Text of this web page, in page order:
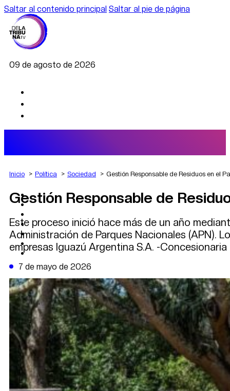
Saltar al contenido principal Saltar al pie de página
09 de agosto de 2026
AGRO
DEPORTES
POLÍTICA
CAMBIO CLIMÁTICO
DATA FIRME
DE LA TRIBUNA TV
Inicio Política Sociedad Gestión Responsable de Residuos en el
Gestión Responsable de
Este proceso inició hace más de un año
Administración de Parques Nacionales (APN).
empresas Iguazú Argentina S.A. -Concesionaria
7 de mayo de 2026